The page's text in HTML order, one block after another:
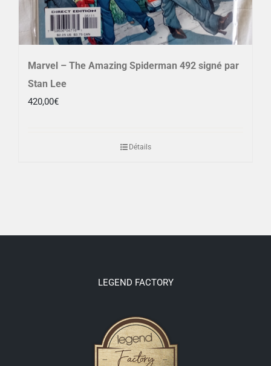
Marvel – The Amazing Spiderman 492 signé par
Stan Lee
420,00€
Détails
LEGEND FACTORY